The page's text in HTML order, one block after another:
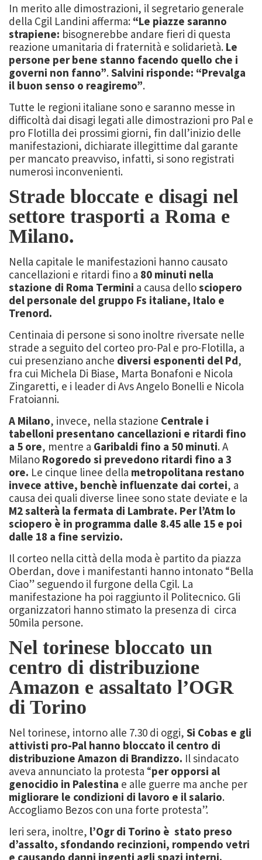
In merito alle dimostrazioni, il segretario generale
della Cgil Landini afferma: “Le piazze saranno
strapiene: bisognerebbe andare fieri di questa
reazione umanitaria di fraternità e solidarietà. Le
persone per bene stanno facendo quello che i
governi non fanno”.Salvini risponde: “Prevalga
il buon senso o reagiremo”.
Tutte le regioni italiane sono e saranno messe in
difficoltà dai disagi legati alle dimostrazioni pro Pal e
pro Flotilla dei prossimi giorni, fin dall’inizio delle
manifestazioni, dichiarate illegittime dal garante
per mancato preavviso, infatti, si sono registrati
numerosi inconvenienti.
Strade bloccate e disagi nel
settore trasporti a Roma e
Milano.
Nella capitale le manifestazioni hanno causato
cancellazioni e ritardi fino a 80 minuti nella
stazione di Roma Termini a causa dellosciopero
del personale del gruppo Fs italiane, Italo e
Trenord.
Centinaia di persone si sono inoltre riversate nelle
strade a seguito del corteo pro-Pal e pro-Flotilla, a
cui presenziano anche diversi esponenti del Pd,
fra cui Michela Di Biase, Marta Bonafoni e Nicola
Zingaretti, e i leader di Avs Angelo Bonelli e Nicola
Fratoianni.
A Milano, invece, nella stazione Centrale i
tabelloni presentano cancellazioni e ritardi fino
a 5 ore, mentre a Garibaldi fino a 50 minuti. A
Milano Rogoredo si prevedono ritardi fino a 3
ore. Le cinque linee della metropolitana restano
invece attive, benchè influenzate dai cortei, a
causa dei quali diverse linee sono state deviate e la
M2 salterà la fermata di Lambrate. Per l’Atm lo
sciopero è in programma dalle 8.45 alle 15 e poi
dalle 18 a fine servizio.
Il corteo nella città della moda è partito da piazza
Oberdan, dove i manifestanti hanno intonato “Bella
Ciao” seguendo il furgone della Cgil. La
manifestazione ha poi raggiunto il Politecnico. Gli
organizzatori hanno stimato la presenza di circa
50mila persone.
Nel torinese bloccato un
centro di distribuzione
Amazon e assaltato l’OGR
di Torino
Nel torinese, intorno alle 7.30 di oggi, Si Cobas e gli
attivisti pro-Pal hanno bloccato il centro di
distribuzione Amazon di Brandizzo. Il sindacato
aveva annunciato la protesta “per opporsi al
genocidio in Palestina e alle guerre ma anche per
migliorare le condizioni di lavoro e il salario.
Accogliamo Bezos con una forte protesta”.
Ieri sera, inoltre, l’Ogr di Torino è stato preso
d’assalto, sfondando recinzioni, rompendo vetri
e causando danni ingenti agli spazi interni.